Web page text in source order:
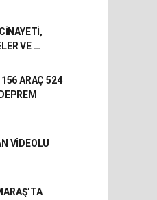
VE …
156 ARAÇ 524
VİDEOLU